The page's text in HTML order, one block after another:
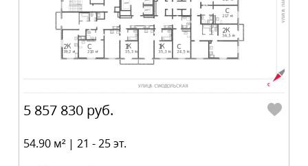
5 857 830 руб.
54.90 м² | 21 - 25 эт.